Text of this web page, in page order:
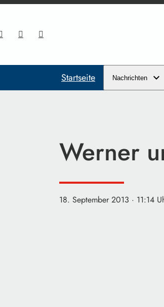
Startseite Nachrichten
Werner
18. September 2013 · 11:14